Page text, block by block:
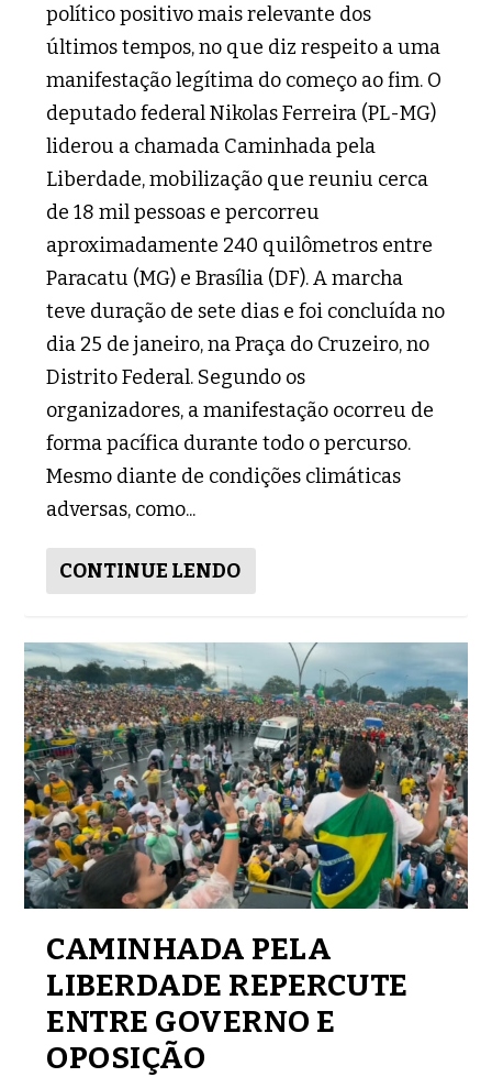
político positivo mais relevante dos
últimos tempos, no que diz respeito a uma
manifestação legítima do começo ao fim. O
deputado federal Nikolas Ferreira (PL-MG)
liderou a chamada Caminhada pela
Liberdade, mobilização que reuniu cerca
de 18 mil pessoas e percorreu
aproximadamente 240 quilômetros entre
Paracatu (MG) e Brasília (DF). A marcha
teve duração de sete dias e foi concluída no
dia 25 de janeiro, na Praça do Cruzeiro, no
Distrito Federal. Segundo os
organizadores, a manifestação ocorreu de
forma pacífica durante todo o percurso.
Mesmo diante de condições climáticas
adversas, como...
CONTINUE LENDO
CAMINHADA PELA
LIBERDADE REPERCUTE
ENTRE GOVERNO E
OPOSIÇÃO